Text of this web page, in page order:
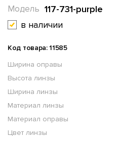
117-731-purple
Модель
в наличии
Код товара: 11585
Ширина оправы
Высота линзы
Ширина линзы
Материал линзы
Материал оправы
Цвет линзы